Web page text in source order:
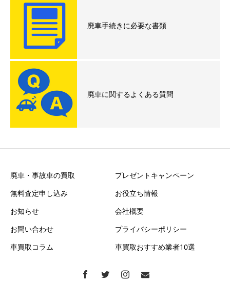
廃車手続きに必要な書類
廃車に関するよくある質問
廃車・事故車の買取
プレゼントキャンペーン
無料査定申し込み
お役立ち情報
お知らせ
会社概要
お問い合わせ
プライバシーポリシー
車買取コラム
車買取おすすめ業者10選